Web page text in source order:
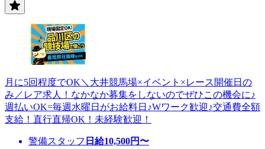
月に5回程度でOK＼大井競馬場×イベント×レース開催日の
み／レア求人！なかなか募集をしないのでぜひこの機会に♪
週払いOK=毎週水曜日がお給料日♪Wワーク歓迎♪交通費全額
支給！直行直帰OK！未経験歓迎！
警備スタッフ 日給10,500円〜